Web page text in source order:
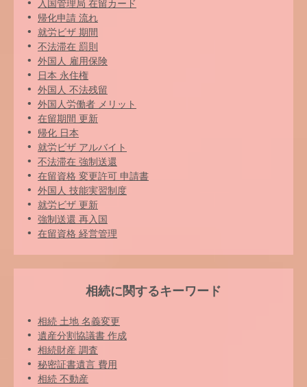
入国管理局 在留カード
帰化申請 流れ
就労ビザ 期間
不法滞在 罰則
外国人 雇用保険
日本 永住権
外国人 不法残留
外国人労働者 メリット
在留期間 更新
帰化 日本
就労ビザ アルバイト
不法滞在 強制送還
在留資格 変更許可 申請書
外国人 技能実習制度
就労ビザ 更新
強制送還 再入国
在留資格 経営管理
相続に関するキーワード
相続 土地 名義変更
遺産分割協議書 作成
相続財産 調査
秘密証書遺言 費用
相続 不動産